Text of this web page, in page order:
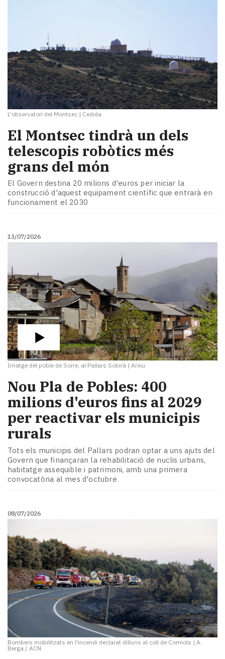
L'observatori del Montsec | Cedida
El Montsec tindrà un dels
telescopis robòtics més
grans del món
El Govern destina 20 milions d'euros per iniciar la
construcció d'aquest equipament científic que entrarà en
funcionament el 2030
13/07/2026
Imatge del poble de Sorre, al Pallars Sobirà | Arxiu
Nou Pla de Pobles: 400
milions d'euros fins al 2029
per reactivar els municipis
rurals
Tots els municipis del Pallars podran optar a uns ajuts del
Govern que finançaran la rehabilitació de nuclis urbans,
habitatge assequible i patrimoni, amb una primera
convocatòria al mes d'octubre
08/07/2026
Bombers mobilitzats en l'incendi declarat dilluns al coll de Comiols | A.
Berga / ACN